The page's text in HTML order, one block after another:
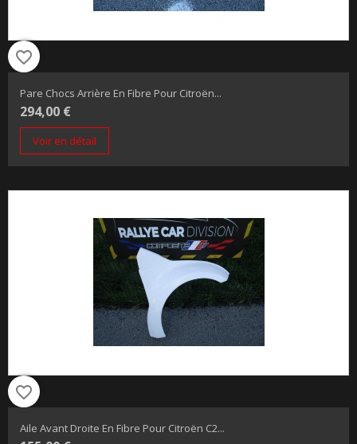
favorite_border
Pare Chocs Arrière En Fibre Pour Citroën...
294,00 €
Voir en détail
favorite_border
Aile Avant Droite En Fibre Pour Citroën C2...